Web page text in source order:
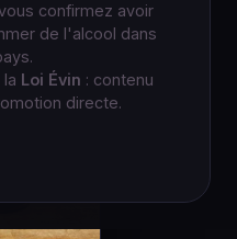
confirmez avoir
de l'alcool dans
Loi Évin : contenu
directe.